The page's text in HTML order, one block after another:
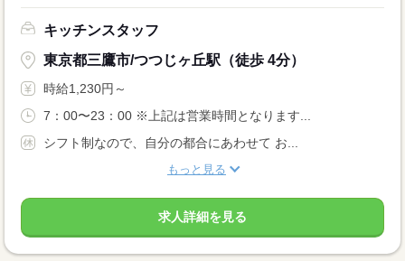
キッチンスタッフ
東京都三鷹市/つつじヶ丘駅（徒歩 4分）
時給1,230円～
7：00〜23：00 ※上記は営業時間となります...
シフト制なので、自分の都合にあわせて お...
もっと見る
求人詳細を見る